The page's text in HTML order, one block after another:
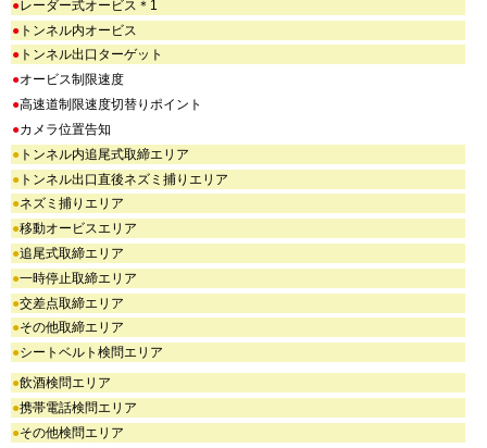
●レーダー式オービス＊1
● トンネル内オービス
● トンネル出口ターゲット
●オービス制限速度
●高速道制限速度切替りポイント
●カメラ位置告知
● トンネル内追尾式取締エリア
● トンネル出口直後ネズミ捕りエリア
●ネズミ捕りエリア
●移動オービスエリア
●追尾式取締エリア
●一時停止取締エリア
●交差点取締エリア
●その他取締エリア
●シートベルト検問エリア
●飲酒検問エリア
●携帯電話検問エリア
●その他検問エリア